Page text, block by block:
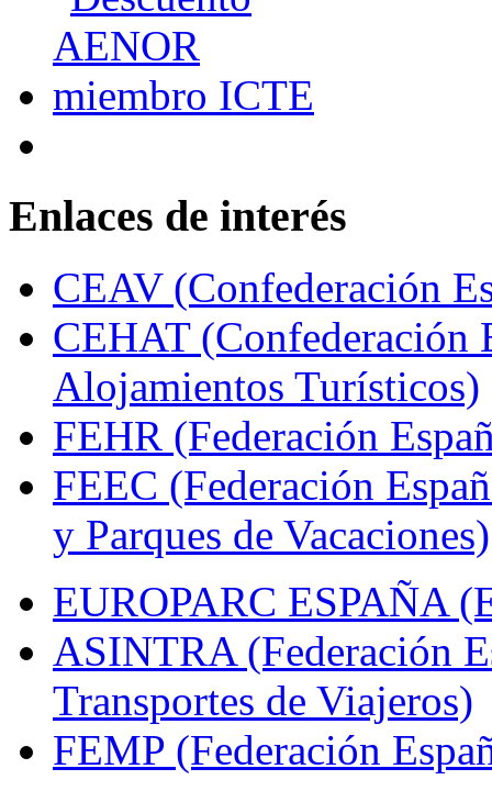
Enlaces de interés
CEAV (Confederación
CEHAT (Confederación
Alojamientos Turísticos)
FEHR (Federación
FEEC (Federación
y Parques de Vacaciones)
EUROPARC ESPAÑA
ASINTRA (Federación
Transportes de Viajeros)
FEMP (Federación